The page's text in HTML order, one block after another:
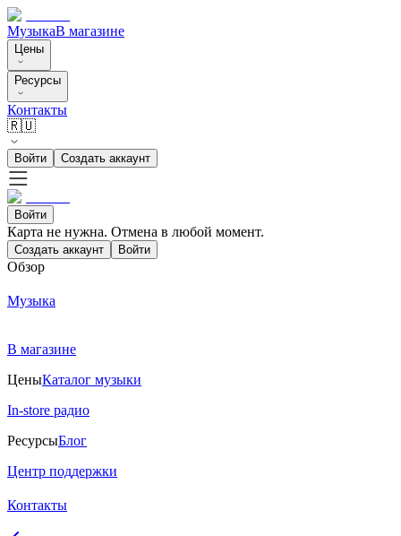
МузыкаВ магазине
Цены
Ресурсы
Контакты
🇷🇺
Войти Создать аккаунт
Войти
Карта не нужна. Отмена в любой момент.
Создать аккаунт Войти
Обзор
Музыка
В магазине
ЦеныКаталог музыки
In-store радио
РесурсыБлог
Центр поддержки
Контакты